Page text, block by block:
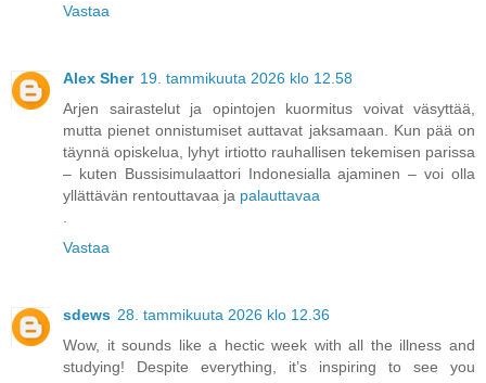
Vastaa
Alex Sher 19. tammikuuta 2026 klo 12.58
Arjen sairastelut ja opintojen kuormitus voivat väsyttää,
mutta pienet onnistumiset auttavat jaksamaan. Kun pää on
täynnä opiskelua, lyhyt irtiotto rauhallisen tekemisen parissa
– kuten Bussisimulaattori Indonesialla ajaminen – voi olla
yllättävän rentouttavaa ja palauttavaa
Vastaa
sdews 28. tammikuuta 2026 klo 12.36
Wow, it sounds like a hectic week with all the illness and
studying! Despite everything, it’s inspiring to see you